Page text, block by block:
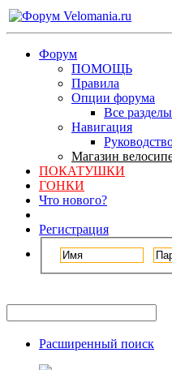
Форум
ПОМОЩЬ
Правила
Опции форума
Все
Навигация
Магазин
ПОКАТУШКИ
ГОНКИ
Что нового?
Регистрация
Расширенный поиск